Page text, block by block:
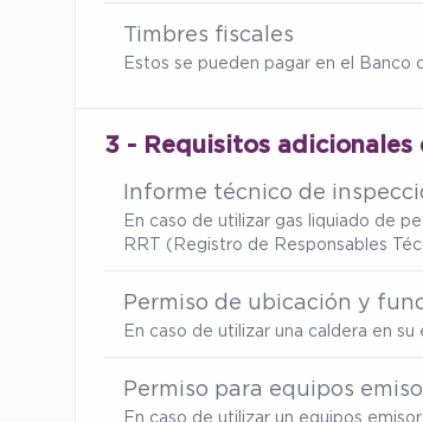
Timbres fiscales
Estos se pueden pagar en el
3 - Requisitos
Informe técnico de
En caso de utilizar gas liquiado de
RRT (Registro de Responsables
Permiso de ubicación y
En caso de utilizar una caldera en
Permiso para equipos
En caso de utilizar un equipos